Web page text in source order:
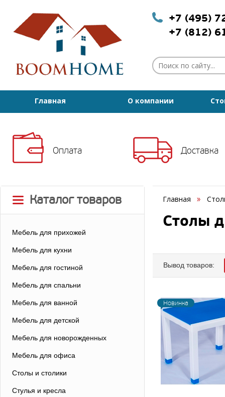
+7 (495)
+7 (812)
Главная О компании
Оплата Доставка
Каталог товаров
Мебель для прихожей
Мебель для кухни
Мебель для гостиной
Мебель для спальни
Мебель для ванной
Мебель для детской
Мебель для новорожденных
Мебель для офиса
Столы и столики
Стулья и кресла
Главная
Столы
Вывод товаров:
Новинка